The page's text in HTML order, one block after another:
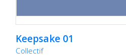
Keepsake 01
Collectif